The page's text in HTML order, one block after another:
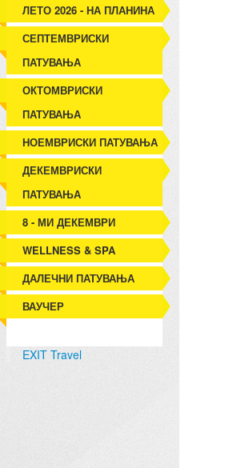
ЛЕТО 2026 - НА ПЛАНИНА
СЕПТЕМВРИСКИ
ПАТУВАЊА
ОКТОМВРИСКИ
ПАТУВАЊА
НОЕМВРИСКИ ПАТУВАЊА
ДЕКЕМВРИСКИ
ПАТУВАЊА
8 - МИ ДЕКЕМВРИ
WELLNESS & SPA
ДАЛЕЧНИ ПАТУВАЊА
ВАУЧЕР
EXIT Travel